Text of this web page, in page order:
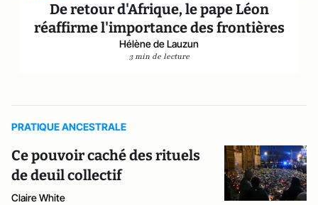
De retour d'Afrique, le pape Léon
réaffirme l'importance des frontières
Hélène de Lauzun
3 min de lecture
PRATIQUE ANCESTRALE
Ce pouvoir caché des rituels
de deuil collectif
Claire White